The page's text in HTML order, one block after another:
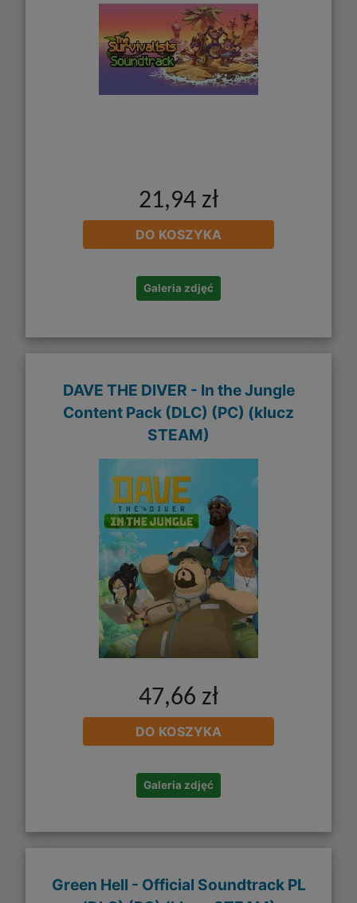
21,94 zł
DO KOSZYKA
Galeria zdjęć
DAVE THE DIVER - In the Jungle
Content Pack (DLC) (PC) (klucz
STEAM)
47,66 zł
DO KOSZYKA
Galeria zdjęć
Green Hell - Official Soundtrack PL